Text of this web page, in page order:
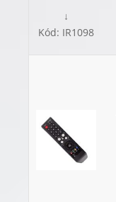
↓
Kód: IR1098